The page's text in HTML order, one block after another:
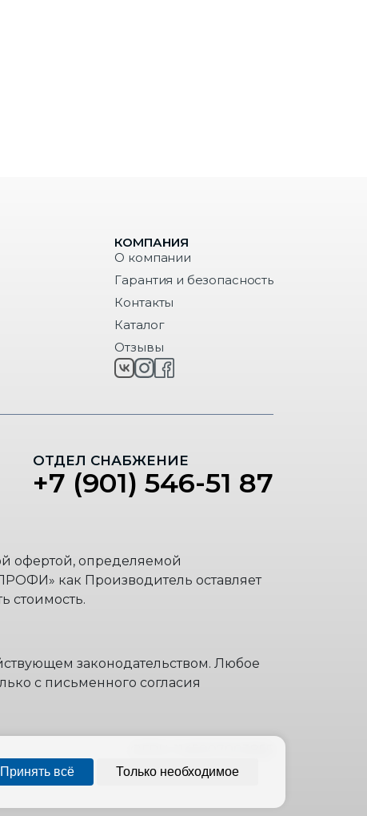
Принять всё Только необходимое
КОМПАНИЯ
О компании
Гарантия и безопасность
Контакты
Каталог
Отзывы
ОТДЕЛ СНАБЖЕНИЕ
+7 (901) 546-51 87
офертой, определяемой
как Производитель оставляет
стоимость.
законодательством. Любое
с письменного согласия